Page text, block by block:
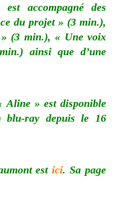
accompagné des
du projet » (3 min.),
(3 min.), « Une voix
ainsi que d’une
Aline » est disponible
blu-ray depuis le 16
estici. Sa page